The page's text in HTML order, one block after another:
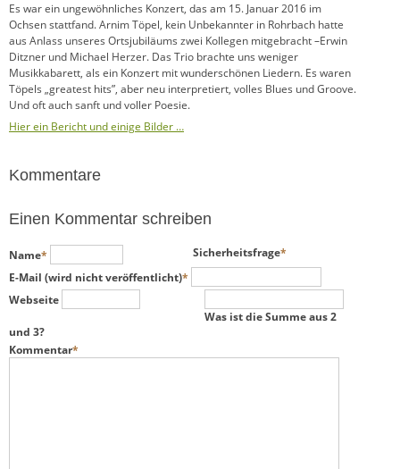
Es war ein ungewöhnliches Konzert, das am 15. Januar 2016 im
Ochsen stattfand. Arnim Töpel, kein Unbekannter in Rohrbach hatte
aus Anlass unseres Ortsjubiläums zwei Kollegen mitgebracht –Erwin
Ditzner und Michael Herzer. Das Trio brachte uns weniger
Musikkabarett, als ein Konzert mit wunderschönen Liedern. Es waren
Töpels „greatest hits”, aber neu interpretiert, volles Blues und Groove.
Und oft auch sanft und voller Poesie.
Hier ein Bericht und einige Bilder …
Kommentare
Einen Kommentar schreiben
Pflichtfeld
Name*
Pflichtfeld
E-Mail (wird nicht veröffentlicht)*
Webseite
Pflichtfeld
Sicherheitsfrage*
Was ist die Summe aus 2
und 3?
Pflichtfeld
Kommentar*